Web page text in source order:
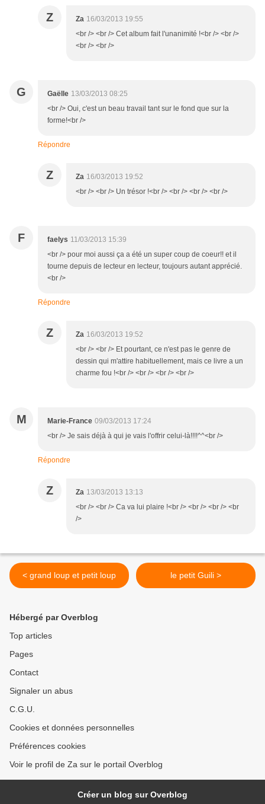
Z Za 16/03/2013 19:55
<br /> <br /> Cet album fait l'unanimité !<br /> <br />
<br /> <br />
G Gaëlle 13/03/2013 08:25
<br /> Oui, c'est un beau travail tant sur le fond que sur la
forme!<br />
Répondre
Z Za 16/03/2013 19:52
<br /> <br /> Un trésor !<br /> <br /> <br /> <br />
F faelys 11/03/2013 15:39
<br /> pour moi aussi ça a été un super coup de coeur!! et il
tourne depuis de lecteur en lecteur, toujours autant apprécié.
<br />
Répondre
Z Za 16/03/2013 19:52
<br /> <br /> Et pourtant, ce n'est pas le genre de
dessin qui m'attire habituellement, mais ce livre a un
charme fou !<br /> <br /> <br /> <br />
M Marie-France 09/03/2013 17:24
<br /> Je sais déjà à qui je vais l'offrir celui-là!!!!^^<br />
Répondre
Z Za 13/03/2013 13:13
<br /> <br /> Ca va lui plaire !<br /> <br /> <br /> <br
/>
< grand loup et petit loup le petit Guili >
Hébergé par Overblog
Top articles
Pages
Contact
Signaler un abus
C.G.U.
Cookies et données personnelles
Préférences cookies
Voir le profil de Za sur le portail Overblog
Créer un blog sur Overblog